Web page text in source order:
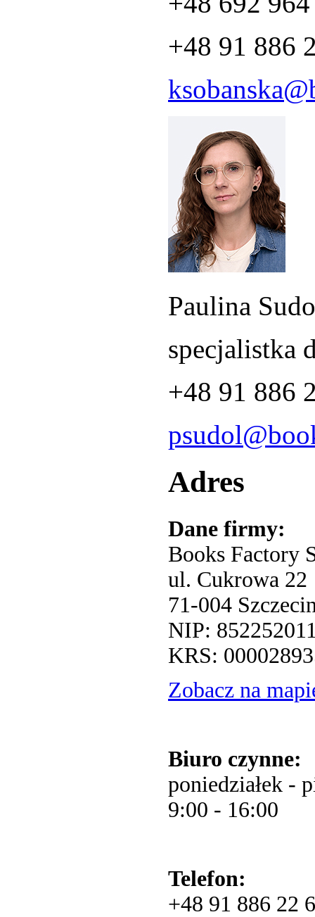
+48 91 886
Paulina
specjalistka
+48 91 886
Adres
Dane firmy:
Books Factory
ul. Cukrowa 22
71-004
NIP:
KRS:
Zobacz na
Biuro czynne:
poniedziałek -
9:00 - 16:00
Telefon:
+48 91 886 22